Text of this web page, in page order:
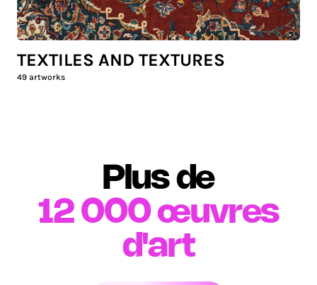
TEXTILES AND TEXTURES
49 artworks
Plus de
12 000 œuvres
d'art